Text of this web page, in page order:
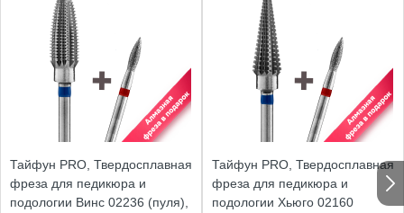
Тайфун PRO, Твердосплавная
фреза для педикюра и
подологии Винс 02236 (пуля),
Тайфун PRO, Твердосплавная
фреза для педикюра и
подологии Хьюго 02160